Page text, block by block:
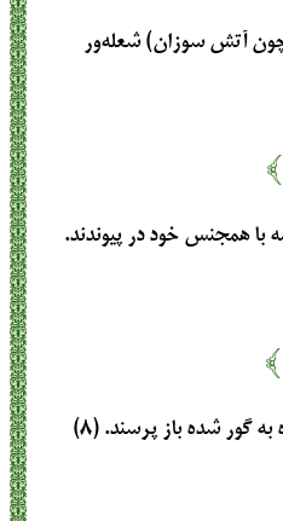
آتش سوزان) شعله‌ور
همجنس خود در پیوندند.
گور شده باز پرسند. (۸)